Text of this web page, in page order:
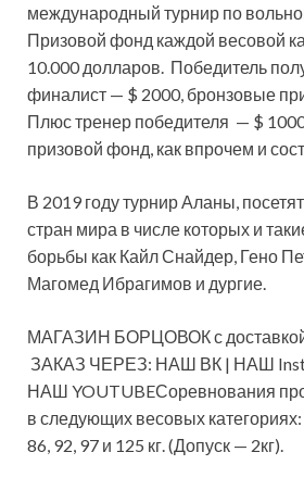
международный турнир по
Призовой фонд каждой весовой
10.000 долларов. Победитель
финалист — $ 2000, бронзовые
Плюс тренер победителя — $
призовой фонд, как впрочем и
В 2019 году турнир Аланы,
стран мира в числе которых и
борьбы как Кайл Снайдер, Гено
Магомед Ибрагимов и дургие.
МАГАЗИН БОРЦОВОК с
ЗАКАЗ ЧЕРЕЗ: НАШ ВК | НАШ
НАШ YOUTUBEСоревнования
в следующих весовых категориях:
86, 92, 97 и 125 кг. (Допуск — 2кг).